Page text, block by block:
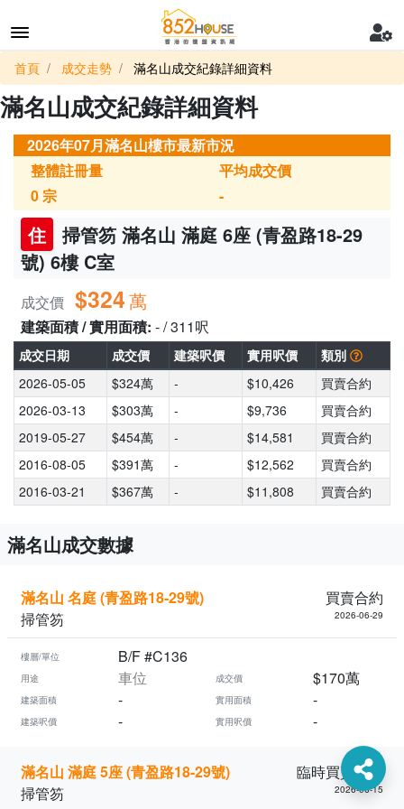
首頁 成交走勢 滿名山成交紀錄詳細資料
滿名山成交紀錄詳細資料
2026年07月滿名山樓市最新市況
整體註冊量
0宗
平均成交價
-
住
掃管笏 滿名山 滿庭 6座 (青盈路18-29
號) 6樓 C室
成交價 $324萬
建築面積 / 實用面積: - / 311呎
成交日期 成交價 建築呎價 實用呎價
類別
2026-05-05
$324萬 - $10,426
買賣合約
2026-03-13
$303萬 - $9,736
買賣合約
2019-05-27
$454萬 - $14,581
買賣合約
2016-08-05
$391萬 - $12,562
買賣合約
2016-03-21
$367萬 - $11,808 買賣合約
滿名山成交數據
滿名山 名庭 (青盈路18-29號)
買賣合約
掃管笏
2026-06-29
樓層/單位 B/F #C136
用途 車位 成交價 $170萬
建築面積 - 實用面積 -
建築呎價 - 實用呎價 -
滿名山 滿庭 5座 (青盈路18-29號)
臨時買賣合約
掃管笏
2026-06-15